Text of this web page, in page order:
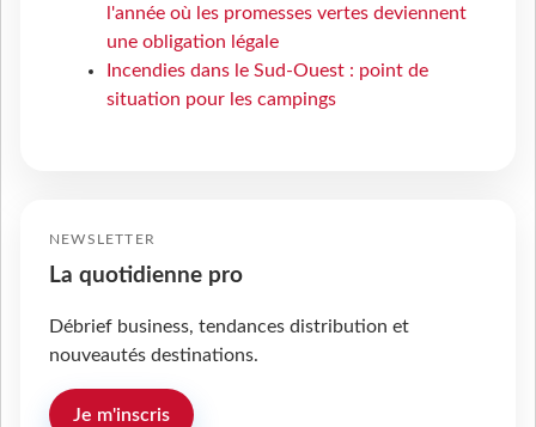
l'année où les promesses vertes deviennent
une obligation légale
Incendies dans le Sud-Ouest : point de
situation pour les campings
NEWSLETTER
La quotidienne pro
Débrief business, tendances distribution et
nouveautés destinations.
Je m'inscris